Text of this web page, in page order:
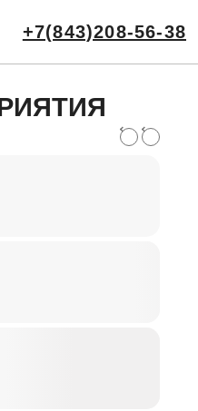
+7(843)208-56-38